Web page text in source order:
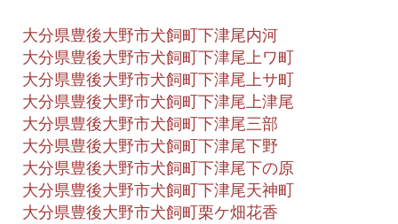
大分県豊後大野市犬飼町下津尾内河
大分県豊後大野市犬飼町下津尾上ワ町
大分県豊後大野市犬飼町下津尾上サ町
大分県豊後大野市犬飼町下津尾上津尾
大分県豊後大野市犬飼町下津尾三部
大分県豊後大野市犬飼町下津尾下野
大分県豊後大野市犬飼町下津尾下の原
大分県豊後大野市犬飼町下津尾天神町
大分県豊後大野市犬飼町栗ケ畑花香